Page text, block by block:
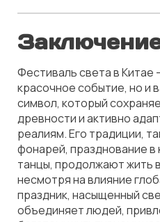
Фестиваль света в Китае
красочное событие, но и
символ, который
древности и активно
реалиям. Его традиции,
фонарей, празднование в
танцы, продолжают жить
несмотря на влияние
праздник, насыщенный
объединяет людей,